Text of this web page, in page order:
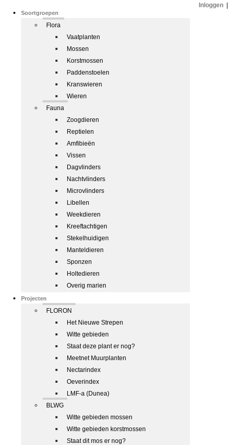
Soortgroepen
Flora
Vaatplanten
Mossen
Korstmossen
Paddenstoelen
Kranswieren
Wieren
Fauna
Zoogdieren
Reptielen
Amfibieën
Vissen
Dagvlinders
Nachtvlinders
Microvlinders
Libellen
Weekdieren
Kreeftachtigen
Stekelhuidigen
Manteldieren
Sponzen
Holtedieren
Overig marien
Projecten
FLORON
Het Nieuwe Strepen
Witte gebieden
Staat deze plant er nog?
Meetnet Muurplanten
Nectarindex
Oeverindex
LMF-a (Dunea)
BLWG
Witte gebieden mossen
Witte gebieden korstmossen
Staat dit mos er nog?
Inloggen